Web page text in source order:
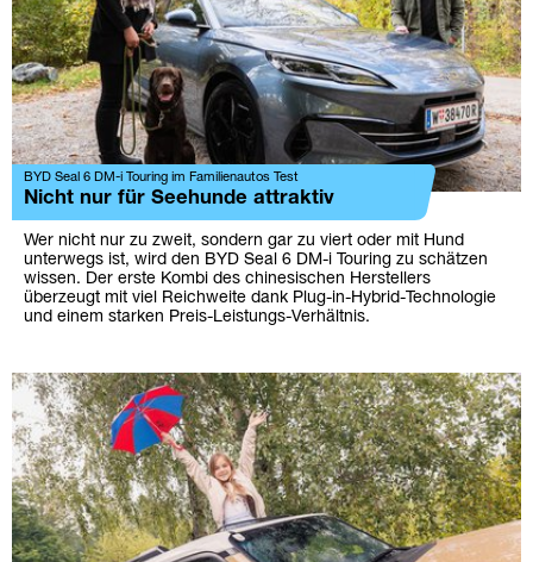
BYD Seal 6 DM-i Touring im Familienautos Test
Nicht nur für Seehunde attraktiv
Wer nicht nur zu zweit, sondern gar zu viert oder mit Hund
unterwegs ist, wird den BYD Seal 6 DM-i Touring zu schätzen
wissen. Der erste Kombi des chinesischen Herstellers
überzeugt mit viel Reichweite dank Plug-in-Hybrid-Technologie
und einem starken Preis-Leistungs-Verhältnis.